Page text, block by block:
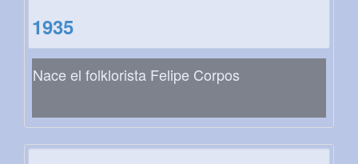
1935
Nace el folklorista Felipe Corpos